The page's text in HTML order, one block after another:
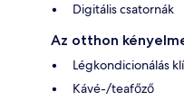
Digitális csatornák
Az otthon
Légkondicionálás
Kávé-/teafőző